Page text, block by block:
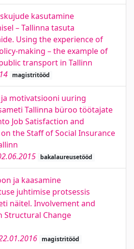
kasutamine
– Tallinna tasuta
Using the experience of
making – the example of
transport in Tallinn
magistritööd
motivatsiooni uuring
Tallinna büroo töötajate
Job Satisfaction and
the Staff of Social Insurance
bakalaureusetööd
ja kaasamine
juhtimise protsessis
näitel. Involvement and
Structural Change
magistritööd